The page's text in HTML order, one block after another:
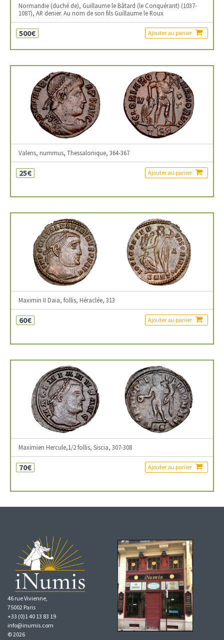
Normandie (duché de), Guillaume le Bâtard (le Conquérant) (1037-
1087), AR denier. Au nom de son fils Guillaume le Roux
500€ Ajouter au panier
Valens, nummus, Thessalonique, 364-367
25€ Ajouter au panier
Maximin II Daia, follis, Héraclée, 313
60€ Ajouter au panier
Maximien Hercule,1/2 follis, Siscia, 307-308
70€ Ajouter au panier
46 rue Vivienne,
75002 Paris
+33 (0)1 40 13 83 19
info@inumis.com
© 2026